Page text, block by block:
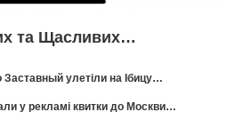
та Щасливих…
улетіли на Ібицу…
у рекламі квитки до Москви…